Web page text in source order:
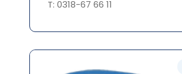
T: 0318-67 66 11